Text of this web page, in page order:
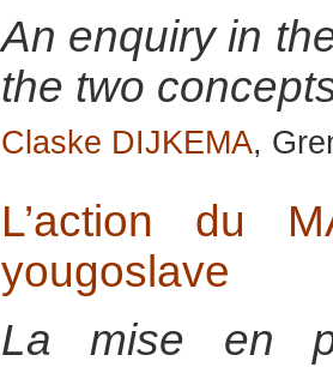
An enquiry in
the two
Claske DIJKEMA,
L’action du
yougoslave
La mise en